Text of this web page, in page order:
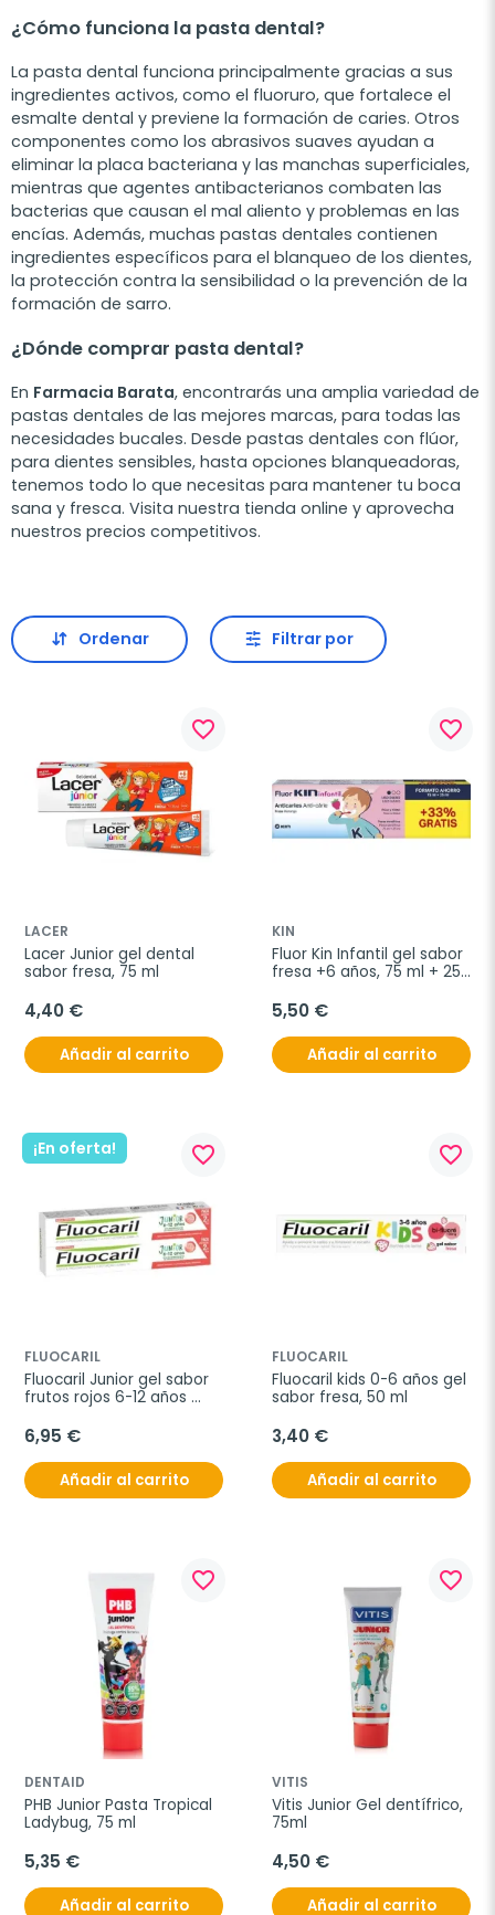
¿Cómo funciona la pasta dental?
La pasta dental funciona principalmente gracias a sus
ingredientes activos, como el fluoruro, que fortalece el
esmalte dental y previene la formación de caries. Otros
componentes como los abrasivos suaves ayudan a
eliminar la placa bacteriana y las manchas superficiales,
mientras que agentes antibacterianos combaten las
bacterias que causan el mal aliento y problemas en las
encías. Además, muchas pastas dentales contienen
ingredientes específicos para el blanqueo de los dientes,
la protección contra la sensibilidad o la prevención de la
formación de sarro.
¿Dónde comprar pasta dental?
En Farmacia Barata, encontrarás una amplia variedad de
pastas dentales de las mejores marcas, para todas las
necesidades bucales. Desde pastas dentales con flúor,
para dientes sensibles, hasta opciones blanqueadoras,
tenemos todo lo que necesitas para mantener tu boca
sana y fresca. Visita nuestra tienda online y aprovecha
nuestros precios competitivos.
Ordenar Filtrar por
favorite_border
LACER
Lacer Junior gel dental
sabor fresa, 75 ml
4,40 €
Añadir al carrito
favorite_border
KIN
Fluor Kin Infantil gel sabor
fresa +6 años, 75 ml + 25
5,50 €
Añadir al carrito
¡En oferta! favorite_border
FLUOCARIL
Fluocaril Junior gel sabor
frutos rojos 6-12 años
6,95 €
Añadir al carrito
favorite_border
FLUOCARIL
Fluocaril kids 0-6 años gel
sabor fresa, 50 ml
3,40 €
Añadir al carrito
favorite_border
DENTAID
PHB Junior Pasta Tropical
Ladybug, 75 ml
5,35 €
Añadir al carrito
favorite_border
VITIS
Vitis Junior Gel dentífrico,
75ml
4,50 €
Añadir al carrito